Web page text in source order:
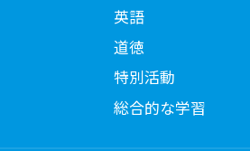
英語
道徳
特別活動
総合的な学習